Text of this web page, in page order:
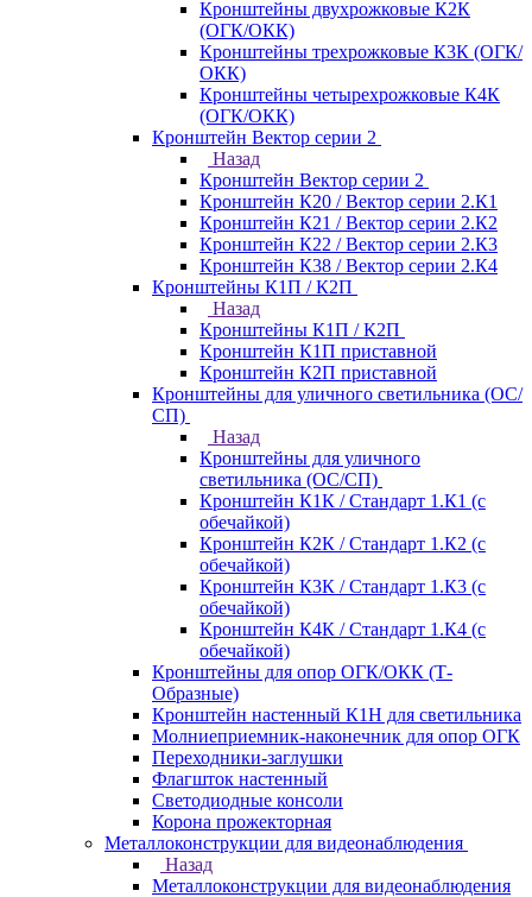
Кронштейны двухрожковые К2К
(ОГК/ОКК)
Кронштейны трехрожковые К3К (ОГК/
ОКК)
Кронштейны четырехрожковые К4К
(ОГК/ОКК)
Кронштейн Вектор серии 2
Назад
Кронштейн Вектор серии 2
Кронштейн К20 / Вектор серии 2.К1
Кронштейн К21 / Вектор серии 2.К2
Кронштейн К22 / Вектор серии 2.К3
Кронштейн К38 / Вектор серии 2.К4
Кронштейны К1П / К2П
Назад
Кронштейны К1П / К2П
Кронштейн К1П приставной
Кронштейн К2П приставной
Кронштейны для уличного светильника (ОС/
СП)
Назад
Кронштейны для уличного
светильника (ОС/СП)
Кронштейн К1К / Стандарт 1.К1 (с
обечайкой)
Кронштейн К2К / Стандарт 1.К2 (с
обечайкой)
Кронштейн К3К / Стандарт 1.К3 (с
обечайкой)
Кронштейн К4К / Стандарт 1.К4 (с
обечайкой)
Кронштейны для опор ОГК/ОКК (Т-
Образные)
Кронштейн настенный К1Н для светильника
Молниеприемник-наконечник для опор ОГК
Переходники-заглушки
Флагшток настенный
Светодиодные консоли
Корона прожекторная
Металлоконструкции для видеонаблюдения
Назад
Металлоконструкции для видеонаблюдения